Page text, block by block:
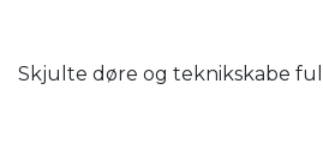
Skjulte døre og teknikskabe